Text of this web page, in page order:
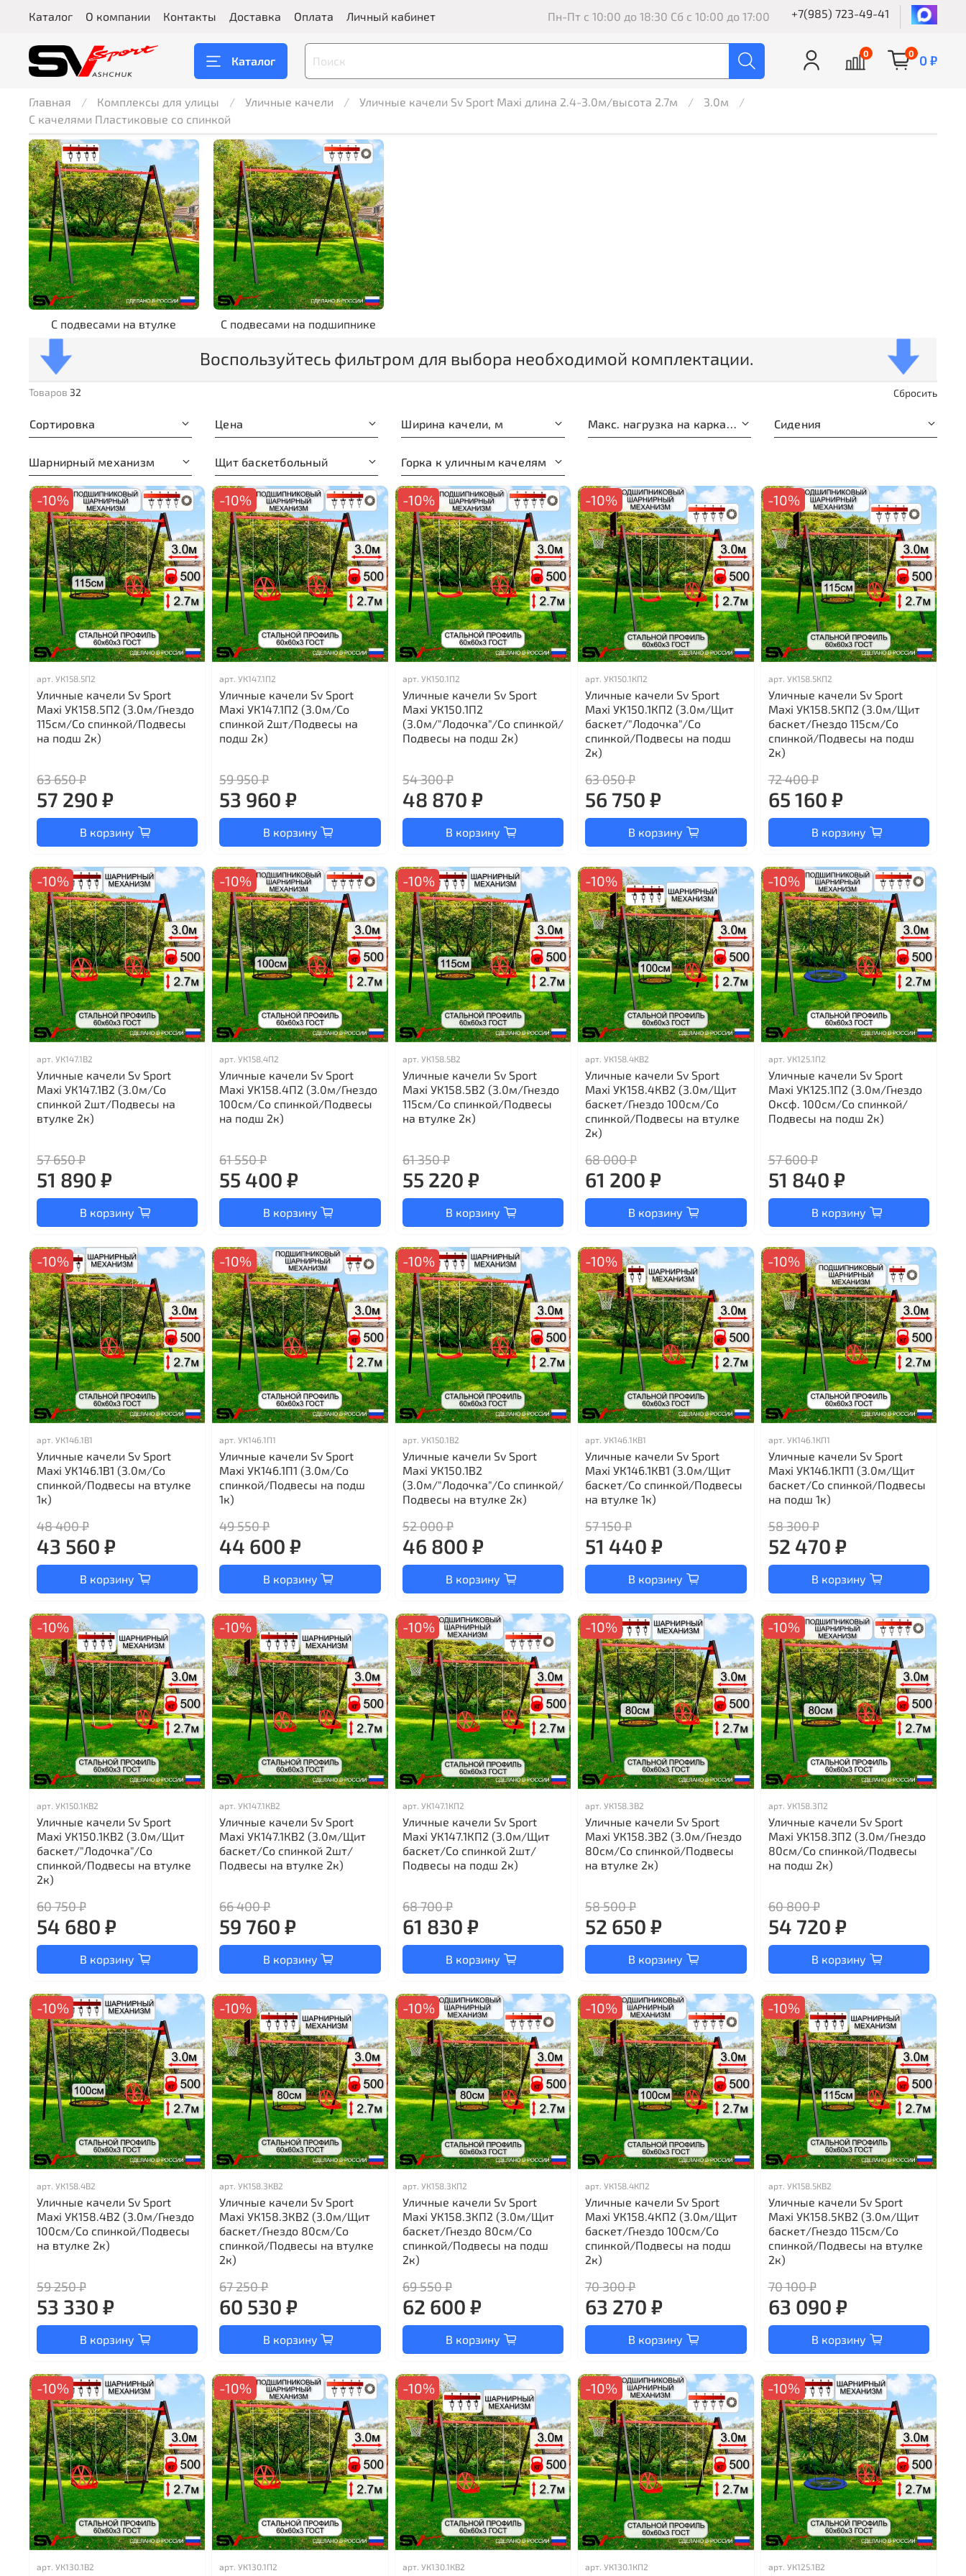
Каталог О компании Контакты Доставка Оплата Личный кабинет Пн-Пт с 10:00 до 18:30 Сб с 10:00 до 17:00 +7(985) 723-49-41
Каталог
0 0 0 ₽
Главная Комплексы для улицы Уличные качели Уличные качели Sv Sport Maxi длина 2.4-3.0м/высота 2.7м
3.0м
С качелями Пластиковые со спинкой
С подвесами на втулке С подвесами на подшипнике
Воспользуйтесь фильтром для выбора необходимой комплектации.
Товаров 32 Сбросить
Сортировка Цена Ширина качели, м Макс. нагрузка на каркас, кг. Сидения
Шарнирный механизм Щит баскетбольный Горка к уличным качелям
-10%
арт. УК158.5П2
Уличные качели Sv Sport
Maxi УК158.5П2 (3.0м/Гнездо
115см/Со спинкой/Подвесы
на подш 2к)
63 650 ₽
57 290 ₽
В корзину
-10%
арт.УК147.1П2
Уличные качели Sv Sport
Maxi УК147.1П2 (3.0м/Со
спинкой 2шт/Подвесы на
подш 2к)
59 950 ₽
53 960 ₽
В корзину
-10%
арт. УК150.1П2
Уличные качели Sv Sport
Maxi УК150.1П2
(3.0м/"Лодочка"/Со спинкой/
Подвесы на подш 2к)
54 300 ₽
48 870 ₽
В корзину
-10%
арт.УК150.1КП2
Уличные качели Sv Sport
Maxi УК150.1КП2 (3.0м/Щит
баскет/"Лодочка"/Со
спинкой/Подвесы на подш
2к)
63 050 ₽
56 750 ₽
В корзину
-10%
арт. УК158.5КП2
Уличные качели Sv Sport
Maxi УК158.5КП2 (3.0м/Щит
баскет/Гнездо 115см/Со
спинкой/Подвесы на подш
2к)
72 400 ₽
65 160 ₽
В корзину
-10%
арт. УК147.1В2
Уличные качели Sv Sport
Maxi УК147.1В2 (3.0м/Со
спинкой 2шт/Подвесы на
втулке 2к)
57 650 ₽
51 890 ₽
В корзину
-10%
арт.УК158.4П2
Уличные качели Sv Sport
Maxi УК158.4П2 (3.0м/Гнездо
100см/Со спинкой/Подвесы
на подш 2к)
61 550 ₽
55 400 ₽
В корзину
-10%
арт. УК158.5В2
Уличные качели Sv Sport
Maxi УК158.5В2 (3.0м/Гнездо
115см/Со спинкой/Подвесы
на втулке 2к)
61 350 ₽
55 220 ₽
В корзину
-10%
арт.УК158.4КВ2
Уличные качели Sv Sport
Maxi УК158.4КВ2 (3.0м/Щит
баскет/Гнездо 100см/Со
спинкой/Подвесы на втулке
2к)
68 000 ₽
61 200 ₽
В корзину
-10%
арт. УК125.1П2
Уличные качели Sv Sport
Maxi УК125.1П2 (3.0м/Гнездо
Оксф. 100см/Со спинкой/
Подвесы на подш 2к)
57 600 ₽
51 840 ₽
В корзину
-10%
арт. УК146.1В1
Уличные качели Sv Sport
Maxi УК146.1В1 (3.0м/Со
спинкой/Подвесы на втулке
1к)
48 400 ₽
43 560 ₽
В корзину
-10%
арт.УК146.1П1
Уличные качели Sv Sport
Maxi УК146.1П1 (3.0м/Со
спинкой/Подвесы на подш
1к)
49 550 ₽
44 600 ₽
В корзину
-10%
арт. УК150.1В2
Уличные качели Sv Sport
Maxi УК150.1В2
(3.0м/"Лодочка"/Со спинкой/
Подвесы на втулке 2к)
52 000 ₽
46 800 ₽
В корзину
-10%
арт.УК146.1КВ1
Уличные качели Sv Sport
Maxi УК146.1КВ1 (3.0м/Щит
баскет/Со спинкой/Подвесы
на втулке 1к)
57 150 ₽
51 440 ₽
В корзину
-10%
арт. УК146.1КП1
Уличные качели Sv Sport
Maxi УК146.1КП1 (3.0м/Щит
баскет/Со спинкой/Подвесы
на подш 1к)
58 300 ₽
52 470 ₽
В корзину
-10%
арт. УК150.1КВ2
Уличные качели Sv Sport
Maxi УК150.1КВ2 (3.0м/Щит
баскет/"Лодочка"/Со
спинкой/Подвесы на втулке
2к)
60 750 ₽
54 680 ₽
В корзину
-10%
арт.УК147.1КВ2
Уличные качели Sv Sport
Maxi УК147.1КВ2 (3.0м/Щит
баскет/Со спинкой 2шт/
Подвесы на втулке 2к)
66 400 ₽
59 760 ₽
В корзину
-10%
арт. УК147.1КП2
Уличные качели Sv Sport
Maxi УК147.1КП2 (3.0м/Щит
баскет/Со спинкой 2шт/
Подвесы на подш 2к)
68 700 ₽
61 830 ₽
В корзину
-10%
арт.УК158.3В2
Уличные качели Sv Sport
Maxi УК158.3В2 (3.0м/Гнездо
80см/Со спинкой/Подвесы
на втулке 2к)
58 500 ₽
52 650 ₽
В корзину
-10%
арт. УК158.3П2
Уличные качели Sv Sport
Maxi УК158.3П2 (3.0м/Гнездо
80см/Со спинкой/Подвесы
на подш 2к)
60 800 ₽
54 720 ₽
В корзину
-10%
арт. УК158.4В2
Уличные качели Sv Sport
Maxi УК158.4В2 (3.0м/Гнездо
100см/Со спинкой/Подвесы
на втулке 2к)
59 250 ₽
53 330 ₽
В корзину
-10%
арт.УК158.3КВ2
Уличные качели Sv Sport
Maxi УК158.3КВ2 (3.0м/Щит
баскет/Гнездо 80см/Со
спинкой/Подвесы на втулке
2к)
67 250 ₽
60 530 ₽
В корзину
-10%
арт. УК158.3КП2
Уличные качели Sv Sport
Maxi УК158.3КП2 (3.0м/Щит
баскет/Гнездо 80см/Со
спинкой/Подвесы на подш
2к)
69 550 ₽
62 600 ₽
В корзину
-10%
арт.УК158.4КП2
Уличные качели Sv Sport
Maxi УК158.4КП2 (3.0м/Щит
баскет/Гнездо 100см/Со
спинкой/Подвесы на подш
2к)
70 300 ₽
63 270 ₽
В корзину
-10%
арт. УК158.5КВ2
Уличные качели Sv Sport
Maxi УК158.5КВ2 (3.0м/Щит
баскет/Гнездо 115см/Со
спинкой/Подвесы на втулке
2к)
70 100 ₽
63 090 ₽
В корзину
-10%
арт. УК130.1В2
-10%
арт.УК130.1П2
-10%
арт. УК130.1КВ2
-10%
арт.УК130.1КП2
-10%
арт. УК125.1В2